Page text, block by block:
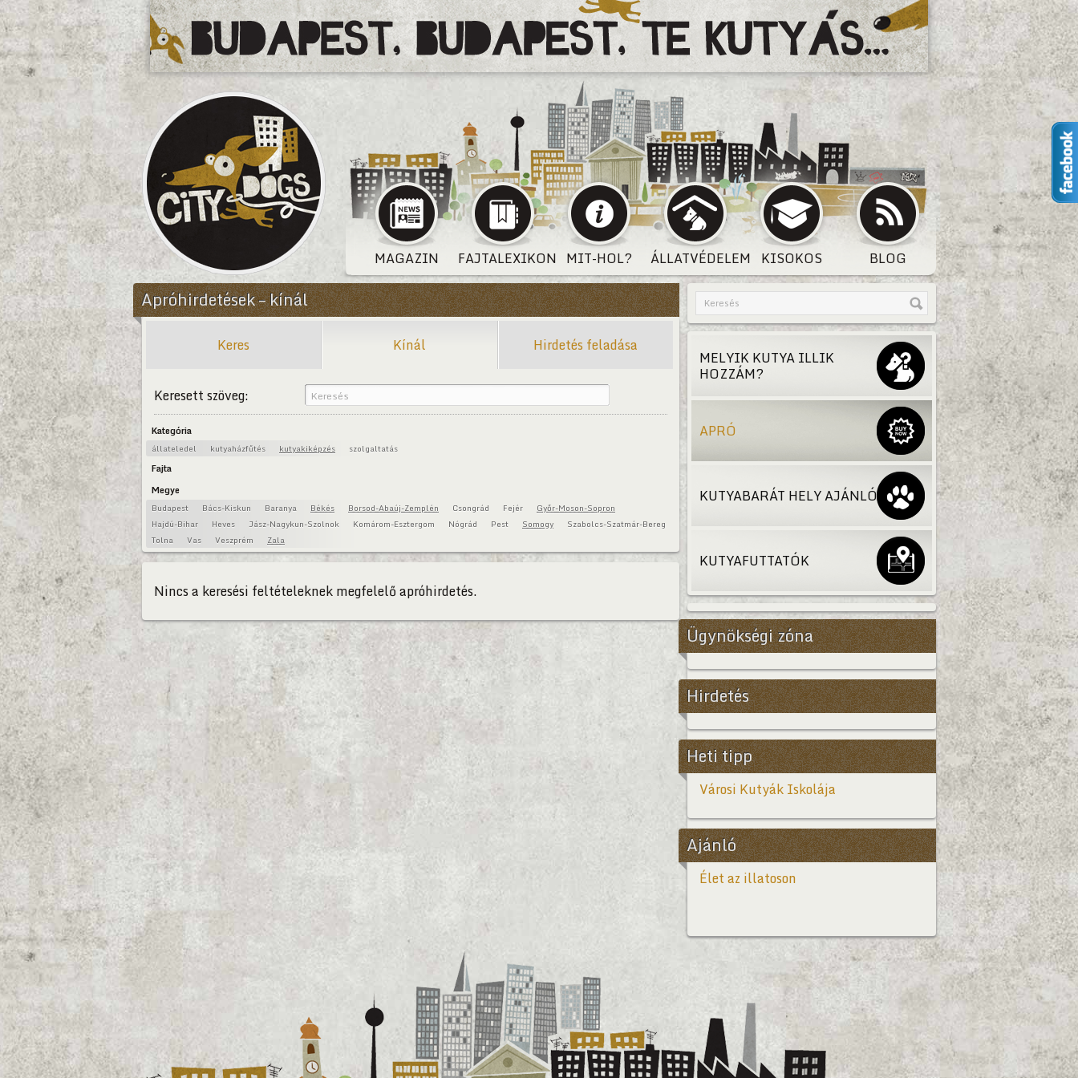
CityDogs
MAGAZIN FAJTALEXIKON MIT-HOL? ÁLLATVÉDELEM KISOKOS BLOG
Apróhirdetések – kínál
Keres Kínál Hirdetés feladása
Keresett szöveg:
Kategória
állateledel kutyaházfűtés kutyakiképzés szolgaltatás
Fajta
Megye
Budapest Bács-Kiskun Baranya Békés Borsod-Abaúj-Zemplén Csongrád Fejér
Győr-Moson-Sopron
Hajdú-Bihar
Heves Jász-Nagykun-Szolnok Komárom-Esztergom Nógrád Pest Somogy
Szabolcs-Szatmár-Bereg
Tolna
Vas Veszprém Zala
Nincs a keresési feltételeknek megfelelő apróhirdetés.
MELYIK KUTYA ILLIK
HOZZÁM?
APRÓ
KUTYABARÁT HELY AJÁNLÓ
KUTYAFUTTATÓK
Ügynökségi zóna
Hirdetés
Heti tipp
Városi Kutyák Iskolája
Ajánló
Élet az illatoson